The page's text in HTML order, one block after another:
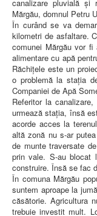
canalizare pluvială și
Mărgău, domnul Petru
În curând se va
kilometri de asfaltare.
comunei Mărgău vor
alimentare cu apă
Răchițele este un
o problemă la stația
Companiei de Apă
Referitor la
urmează stația, însă
acorde acces la
altă zonă nu s-ar
de munte traversate
prin vale. S-au blocat
construire. Însă se fac
În comuna Mărgău
suntem aproape la
căsătorie. Agricultura
trebuie investit mult.